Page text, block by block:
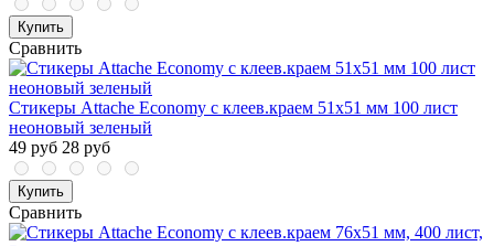
Купить
Сравнить
Стикеры Attache Economy с клеев.краем 51x51 мм 100 лист
неоновый зеленый
49 руб 28 руб
Купить
Сравнить